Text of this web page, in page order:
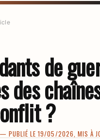
de
des
?
— PUBLIÉ LE 19/05/2026, MIS À